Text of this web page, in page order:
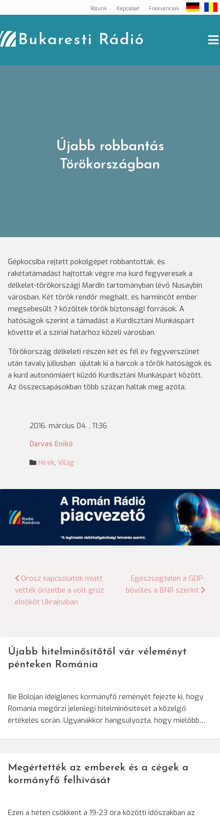
to
content
Rólunk Kapcsolat Frekvenciák
Bukaresti Rádió
Újabb robbantás
Törökországban
Gépkocsiba rejtett pokolgépet robbantottak, és
rakétatámadást hajtottak végre ma kurd fegyveresek a
délkelet-törökországi Mardin tartományban lévő Nusaybin
városban. Két török rendőr meghalt, és harmincöt ember
megsebesült ? közölték török biztonsági források. A
hatóságok szerint a támadást a Kurdisztáni Munkáspárt
követte el a szíriai határhoz közeli városban.
Törökország délkeleti részén két és fél év fegyverszünet
után tavaly júliusban újultak ki a harcok a török hatóságok és
a kurd autonómiáért küzdő Kurdisztáni Munkáspárt között.
Az összecsapásokban több százan haltak meg azóta.
2016. március 04. , 11:36
Darvas Enikő
Hírek, Világ
Bejegyzés
navigáció
Orosz kapcsolatok miatt
vették őrizetbe a volt grúz
elnököt Ukrajnában
Egészségtelen a GDP-
bővülés a BNR szerint
Újabb hitelminősítőtől vár véleményt
pénteken Románia
Ilie Bolojan ideiglenes kormányfő reményét fejezte ki, hogy
Románia megőrzi jelenlegi hitelminősítését a közelgő
értékelés során. Ugyanakkor hangsúlyozta, hogy mielőbb…
Megértették az emberek és a cégek a
kormányfő felhívását
Ezen a héten csökkent a 19-23 óra közötti időszakban az